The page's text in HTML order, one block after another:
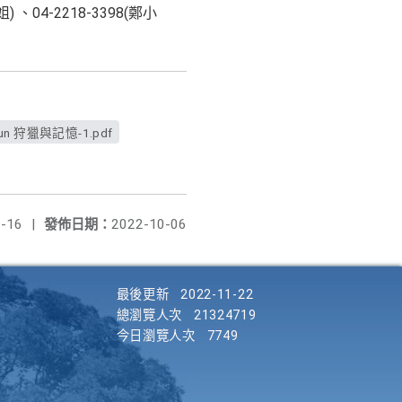
) 、04-2218-3398(鄭小
狩獵與記憶-1.pdf
發佈日期： 2022-10-06
16 |
最後更新
2022-11-22
總瀏覽人次
21324719
今日瀏覽人次
7749